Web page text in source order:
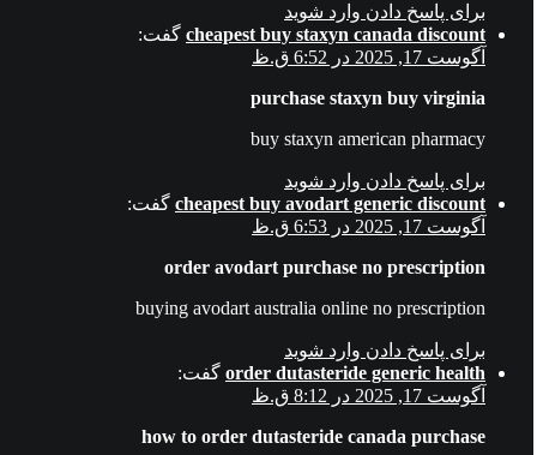
برای پاسخ دادن وارد شوید
cheapest buy staxyn canada discount گفت:
آگوست 17, 2025 در 6:52 ق.ظ
purchase staxyn buy virginia
buy staxyn american pharmacy
برای پاسخ دادن وارد شوید
cheapest buy avodart generic discount گفت:
آگوست 17, 2025 در 6:53 ق.ظ
order avodart purchase no prescription
buying avodart australia online no prescription
برای پاسخ دادن وارد شوید
order dutasteride generic health گفت:
آگوست 17, 2025 در 8:12 ق.ظ
how to order dutasteride canada purchase